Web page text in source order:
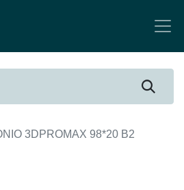
3DPROMAX 98*20 B2